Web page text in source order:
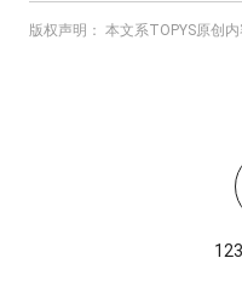
版权声明： 本文系TOPYS原创